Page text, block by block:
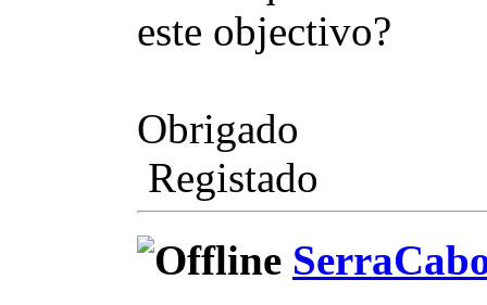
este objectivo?
Obrigado
Registado